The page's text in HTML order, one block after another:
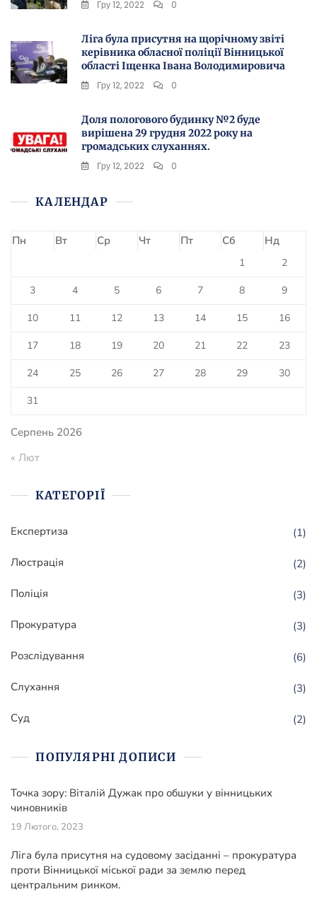
Гру 12, 2022 0
Ліга була присутня на щорічному звіті
керівника обласної поліції Вінницької
області Іщенка Івана Володимировича
Гру 12, 2022 0
Доля пологового будинку №2 буде
вирішена 29 грудня 2022 року на
громадських слуханнях.
Гру 12, 2022 0
КАЛЕНДАР
Серпень 2026
Пн Вт Ср Чт Пт Сб Нд
1 2
3 4 5 6 7 8 9
10 11 12 13 14 15 16
17 18 19 20 21 22 23
24 25 26 27 28 29 30
31
« Лют
КАТЕГОРІЇ
Експертиза (1)
Люстрація (2)
Поліція (3)
Прокуратура (3)
Розслідування (6)
Слухання (3)
Суд (2)
ПОПУЛЯРНІ ДОПИСИ
Точка зору: Віталій Дужак про обшуки у вінницьких
чиновників
19 Лютого, 2023
Ліга була присутня на судовому засіданні – прокуратура
проти Вінницької міської ради за землю перед
центральним ринком.